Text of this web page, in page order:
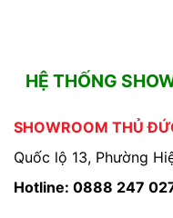
HỆ THỐNG
SHOWROOM THỦ
Quốc lộ 13, Phường
Hotline: 0888 247